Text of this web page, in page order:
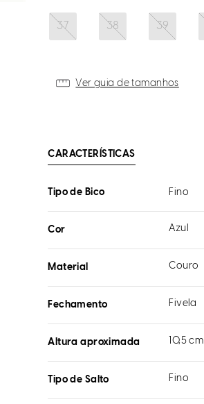
37 38 39
Ver guia de tamanhos
CARACTERÍSTICAS
Tipo de Bico Fino
Cor Azul
Material Couro
Fechamento Fivela
Altura aproximada 10,5 cm
Tipo de Salto Fino